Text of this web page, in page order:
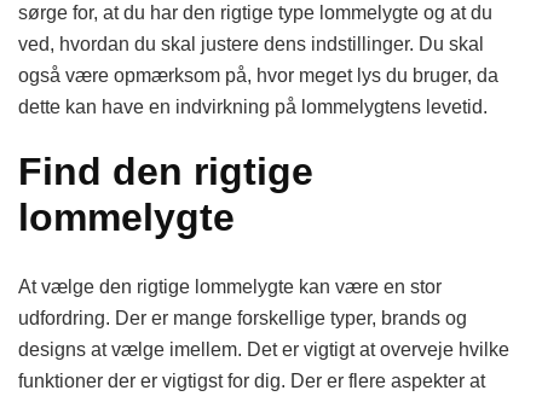
sørge for, at du har den rigtige type lommelygte og at du
ved, hvordan du skal justere dens indstillinger. Du skal
også være opmærksom på, hvor meget lys du bruger, da
dette kan have en indvirkning på lommelygtens levetid.
Find den rigtige
lommelygte
At vælge den rigtige lommelygte kan være en stor
udfordring. Der er mange forskellige typer, brands og
designs at vælge imellem. Det er vigtigt at overveje hvilke
funktioner der er vigtigst for dig. Der er flere aspekter at